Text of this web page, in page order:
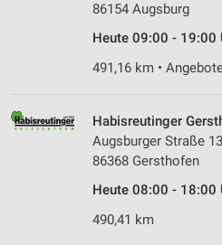
86154 Augsburg
Heute 09:00 - 19:00
491,16 km •
Habisreutinger
Augsburger Straße
86368 Gersthofen
Heute 08:00 - 18:00
490,41 km